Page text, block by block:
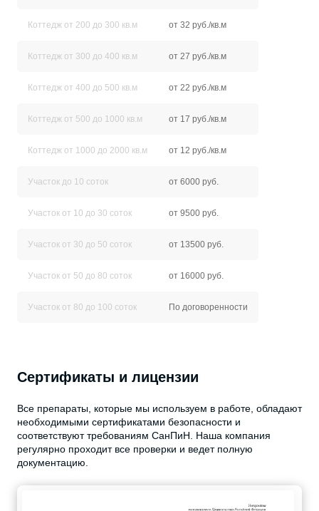
Коттедж от 200 до 300 кв.м от 32 руб./кв.м
Коттедж от 300 до 400 кв.м от 27 руб./кв.м
Коттедж от 400 до 500 кв.м от 22 руб./кв.м
Коттедж от 500 до 1000 кв.м от 17 руб./кв.м
Коттедж от 1000 до 2000 кв.м от 12 руб./кв.м
Участок до 10 соток от 6000 руб.
Участок от 10 до 30 соток от 9500 руб.
Участок от 30 до 50 соток от 13500 руб.
Участок от 50 до 80 соток от 16000 руб.
Участок от 80 до 100 соток По договоренности
Сертификаты и лицензии
Все препараты, которые мы используем в работе, обладают
необходимыми сертификатами безопасности и
соответствуют требованиям СанПиН. Наша компания
регулярно проходит все проверки и ведет полную
документацию.